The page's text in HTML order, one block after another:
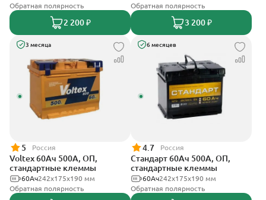
Обратная полярность
2 200 ₽
Обратная полярность
3 200 ₽
3 месяца
5 Россия
Voltex 60Ач 500А, ОП,
стандартные клеммы
242х175х190 мм
60Ач
Обратная полярность
6 месяцев
4.7 Россия
Стандарт 60Ач 500А, ОП,
стандартные клеммы
242x175x190 мм
60Ач
Обратная полярность